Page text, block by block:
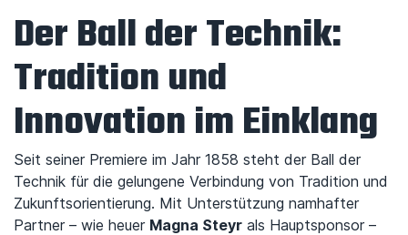
Der Ball der Technik:
Tradition und
Innovation im Einklang
Seit seiner Premiere im Jahr 1858 steht der Ball der
Technik für die gelungene Verbindung von Tradition und
Zukunftsorientierung. Mit Unterstützung namhafter
Partner – wie heuer Magna Steyr als Hauptsponsor –